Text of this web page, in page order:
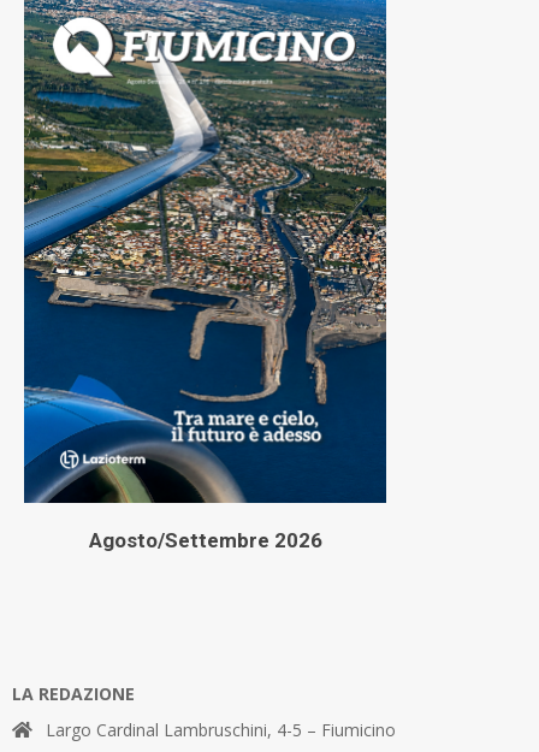
Agosto/Settembre 2026
LA REDAZIONE
Largo Cardinal Lambruschini, 4-5 – Fiumicino